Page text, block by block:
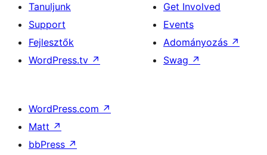
Tanuljunk
Support
Fejlesztők
WordPress.tv ↗
Get Involved
Events
Adományozás ↗
Swag ↗
WordPress.com ↗
Matt ↗
bbPress ↗